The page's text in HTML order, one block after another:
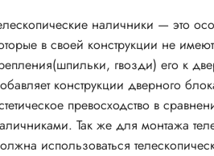
наличники — это
в своей конструкции не
гвозди) его к
конструкции дверного
превосходство в
Так же для монтажа
использоваться